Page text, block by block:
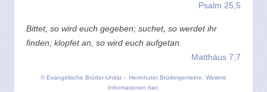
Psalm 25,5
Bittet, so wird euch gegeben; suchet, so werdet ihr
finden; klopfet an, so wird euch aufgetan.
Matthäus 7,7
© Evangelische Brüder-Unität – Herrnhuter Brüdergemeine.
Weitere
Informationen hier.